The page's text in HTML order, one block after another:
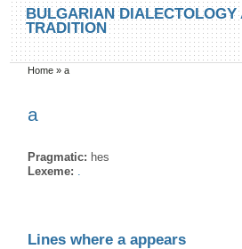
Skip to main content
Skip to search
BULGARIAN DIALECTOLOGY
TRADITION
You are here
Home »a
a
Pragmatic: hes
Lexeme: .
Lines where a appears